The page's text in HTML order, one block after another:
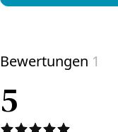
Bewertungen 1
5